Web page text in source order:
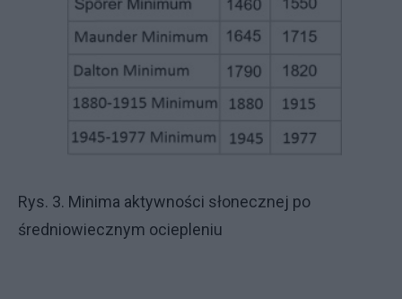
Rys. 3. Minima aktywności słonecznej po
średniowiecznym ociepleniu